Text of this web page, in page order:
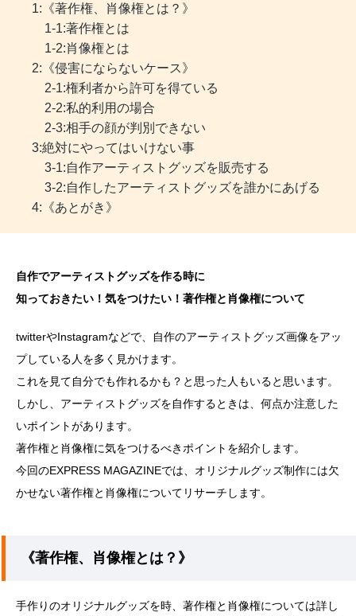
1:《著作権、肖像権とは？》
1-1:著作権とは
1-2:肖像権とは
2:《侵害にならないケース》
2-1:権利者から許可を得ている
2-2:私的利用の場合
2-3:相手の顔が判別できない
3:絶対にやってはいけない事
3-1:自作アーティストグッズを販売する
3-2:自作したアーティストグッズを誰かにあげる
4:《あとがき》
自作でアーティストグッズを作る時に
知っておきたい！気をつけたい！著作権と肖像権について
twitterやInstagramなどで、自作のアーティストグッズ画像をアッ
プしている人を多く見かけます。
これを見て自分でも作れるかも？と思った人もいると思います。
しかし、アーティストグッズを自作するときは、何点か注意した
いポイントがあります。
著作権と肖像権に気をつけるべきポイントを紹介します。
今回のEXPRESS MAGAZINEでは、オリジナルグッズ制作には欠
かせない著作権と肖像権についてリサーチします。
《著作権、肖像権とは？》
手作りのオリジナルグッズを時、著作権と肖像権については詳し